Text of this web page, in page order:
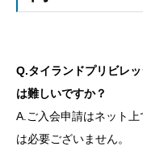
Q.タイランドプリビレ
は難しいですか？
A.ご入会申請はネット
は必要ございません。